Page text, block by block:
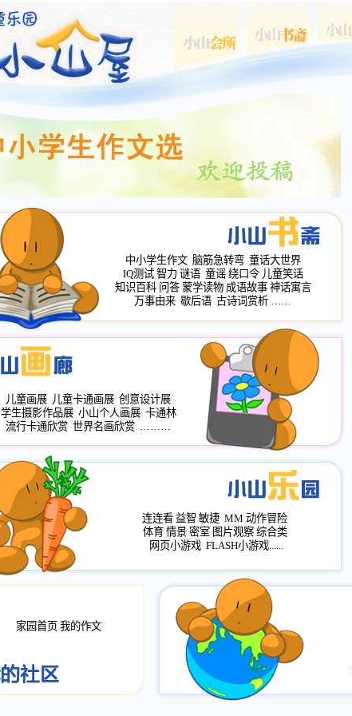
中小学生作文 脑筋急转弯 童话大世界
IQ测试 智力 谜语 童谣 绕口令 儿童笑话
知识百科 问答 蒙学读物 成语故事 神话寓言
万事由来 歇后语 古诗词赏析 ……
儿童画展 儿童卡通画展 创意设计展
学生摄影作品展 小山个人画展 卡通林
流行卡通欣赏 世界名画欣赏 ………
连连看 益智 敏捷 MM 动作冒险
体育 情景 密室 图片观察 综合类
网页小游戏 FLASH小游戏......
家园首页 我的作文